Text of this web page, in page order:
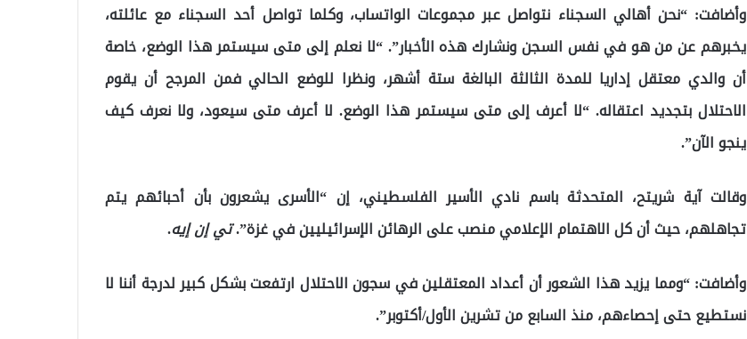
وأضافت: “نحن أهالي السجناء نتواصل عبر مجموعات الواتساب، وكلما تواصل أحد السجناء مع عائلته،
يخبرهم عن من هو في نفس السجن ونشارك هذه الأخبار”. “لا نعلم إلى متى سيستمر هذا الوضع، خاصة
أن والدي معتقل إداريا للمدة الثالثة البالغة ستة أشهر، ونظرا للوضع الحالي فمن المرجح أن يقوم
الاحتلال بتجديد اعتقاله. “لا أعرف إلى متى سيستمر هذا الوضع. لا أعرف متى سيعود، ولا نعرف كيف
ينجو الآن”.
وقالت آية شريتح، المتحدثة باسم نادي الأسير الفلسطيني، إن “الأسرى يشعرون بأن أحبائهم يتم
تجاهلهم، حيث أن كل الاهتمام الإعلامي منصب على الرهائن الإسرائيليين في غزة”.تي إن إيه.
وأضافت: “ومما يزيد هذا الشعور أن أعداد المعتقلين في سجون الاحتلال ارتفعت بشكل كبير لدرجة أننا لا
نستطيع حتى إحصاءهم، منذ السابع من تشرين الأول/أكتوبر”.